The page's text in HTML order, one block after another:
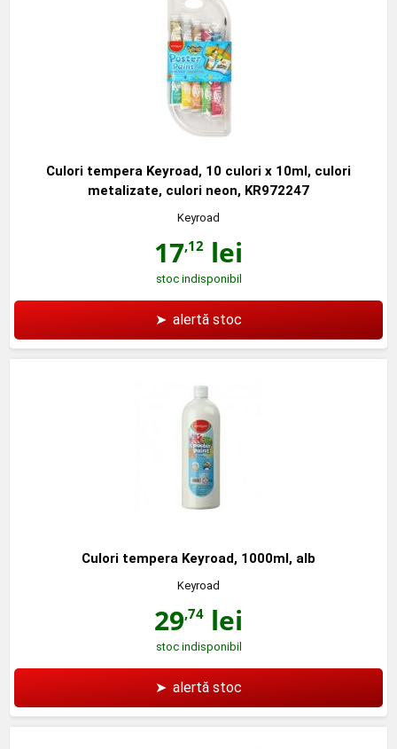
Culori tempera Keyroad, 10 culori x 10ml, culori
metalizate, culori neon, KR972247
Keyroad
17,12 lei
stoc indisponibil
➤ alertă stoc
Culori tempera Keyroad, 1000ml, alb
Keyroad
29,74 lei
stoc indisponibil
➤ alertă stoc